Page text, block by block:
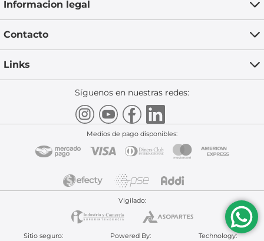
Informacion legal
Contacto
Links
Síguenos en nuestras redes:
Medios de pago disponibles:
Vigilado:
Sitio seguro: Powered By: Technology: